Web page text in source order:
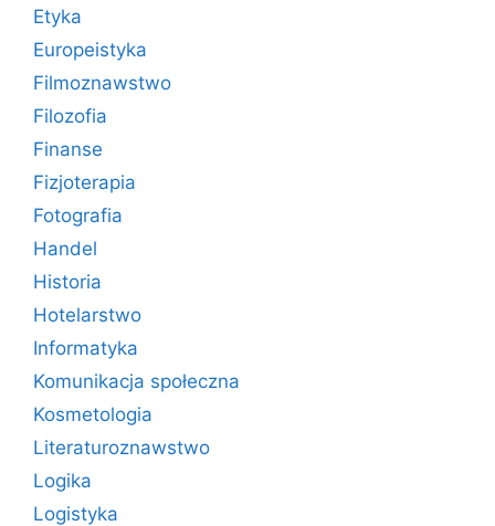
Etyka
Europeistyka
Filmoznawstwo
Filozofia
Finanse
Fizjoterapia
Fotografia
Handel
Historia
Hotelarstwo
Informatyka
Komunikacja społeczna
Kosmetologia
Literaturoznawstwo
Logika
Logistyka